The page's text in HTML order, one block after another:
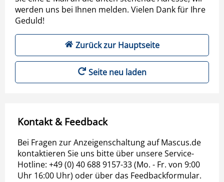
werden uns bei Ihnen melden. Vielen Dank für Ihre
Geduld!
Zurück zur Hauptseite
Seite neu laden
Kontakt & Feedback
Bei Fragen zur Anzeigenschaltung auf Mascus.de
kontaktieren Sie uns bitte über unsere Service-
Hotline: +49 (0) 40 688 9157-33 (Mo. - Fr. von 9:00
Uhr 16:00 Uhr) oder über das Feedbackformular.